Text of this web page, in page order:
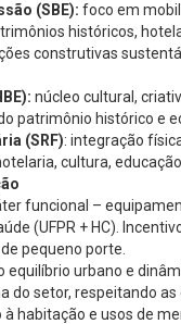
(SBE): foco em
históricos,
construtivas
núcleo cultural,
patrimônio histórico e
(SRF): integração
cultura, educação
funcional –
(UFPR + HC).
pequeno porte.
equilíbrio urbano e
do setor, respeitando
habitação e usos de